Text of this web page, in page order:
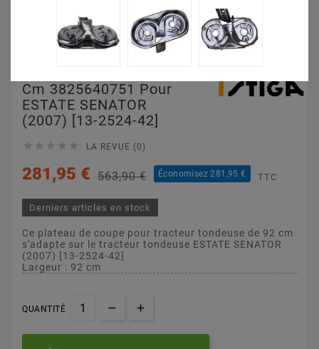
Cm 3825640751 Pour
ESTATE SENATOR
(2007) [13-2524-42]
     LA REVUE (0)
281,95 € 563,90 € Économisez 281,95 € TTC
Derniers articles en stock
Ce plateau de coupe pour tracteur tondeuse de 92 cm
s'adapte sur le tracteur tondeuse ESTATE SENATOR
(2007) [13-2524-42]
Largeur : 92 cm
QUANTITÉ